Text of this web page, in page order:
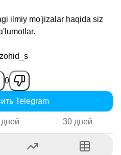
ilmiy mo'jizalar haqida siz
0
Telegram
30 дней